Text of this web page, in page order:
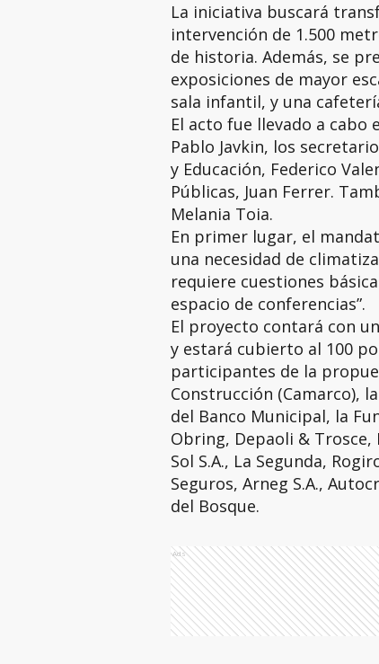
La iniciativa buscará
intervención de 1.500
de historia. Además, se
exposiciones de mayor
sala infantil, y una
El acto fue llevado a cabo
Pablo Javkin, los
y Educación, Federico
Públicas, Juan Ferrer.
Melania Toia.
En primer lugar, el
una necesidad de
requiere cuestiones
espacio de conferencias”.
El proyecto contará con
y estará cubierto al 100
participantes de la
Construcción (Camarco),
del Banco Municipal, la
Obring, Depaoli & Trosce,
Sol S.A., La Segunda,
Seguros, Arneg S.A.,
del Bosque.
Ads